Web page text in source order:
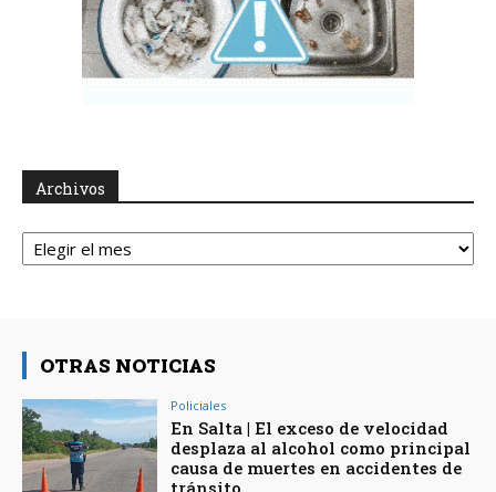
Archivos
Archivos
OTRAS NOTICIAS
Policiales
En Salta | El exceso de velocidad
desplaza al alcohol como principal
causa de muertes en accidentes de